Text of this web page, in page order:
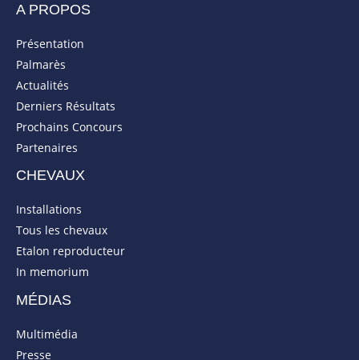
A PROPOS
Présentation
Palmarès
Actualités
Derniers Résultats
Prochains Concours
Partenaires
CHEVAUX
Installations
Tous les chevaux
Etalon reproducteur
In memorium
MÉDIAS
Multimédia
Presse